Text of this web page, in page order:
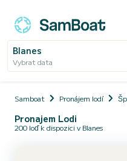
Blanes
Vybrat data
Samboat Pronájem lodí
Pronajem Lodi
200 loď k dispozici v Blanes